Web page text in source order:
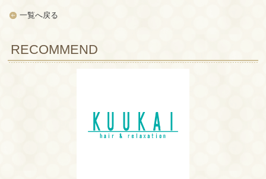
一覧へ戻る
RECOMMEND